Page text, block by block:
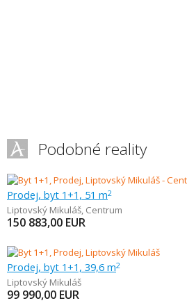
Podobné reality
Prodej, byt 1+1, 51 m2
Liptovský Mikuláš, Centrum
150 883,00 EUR
Prodej, byt 1+1, 39,6 m2
Liptovský Mikuláš
99 990,00 EUR